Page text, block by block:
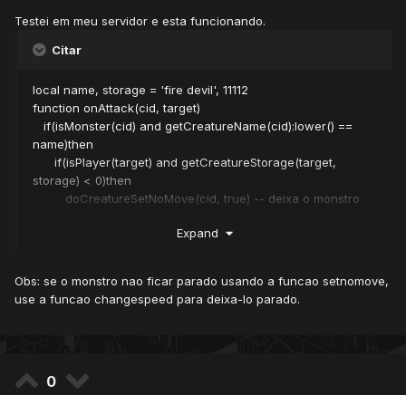
Testei em meu servidor e esta funcionando.
Citar
local name, storage = 'fire devil', 11112
function onAttack(cid, target)
if(isMonster(cid) and getCreatureName(cid):lower() ==
name)then
if(isPlayer(target) and getCreatureStorage(target,
storage) < 0)then
doCreatureSetNoMove(cid, true) -- deixa o monstro
doCreatureSetNoMove(cid, false)
end
function onCombat(cid, target)
Expand
Obs: se o monstro nao ficar parado usando a funcao setnomove,
use a funcao changespeed para deixa-lo parado.
0